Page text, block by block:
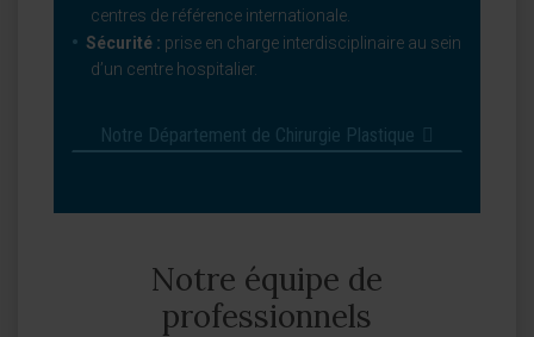
centres de référence internationale.
Sécurité : prise en charge interdisciplinaire au sein
d’un centre hospitalier.
Notre Département de Chirurgie Plastique
Notre équipe de
professionnels